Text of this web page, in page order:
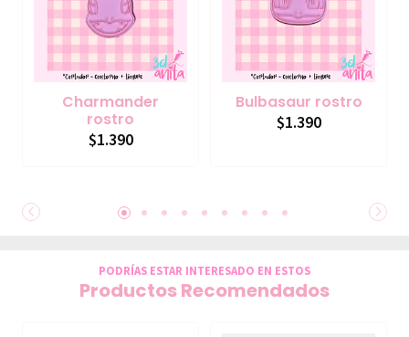
Charmander
rostro
$1.390
Bulbasaur rostro
$1.390
PODRÍAS ESTAR INTERESADO EN ESTOS
Productos Recomendados